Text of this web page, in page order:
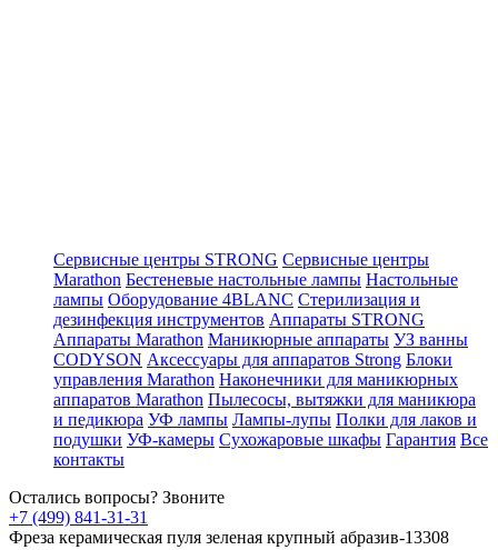
Сервисные центры STRONG Сервисные центры
Marathon Бестеневые настольные лампы Настольные
лампы Оборудование 4BLANC Стерилизация и
дезинфекция инструментов Аппараты STRONG
Аппараты Marathon Маникюрные аппараты УЗ ванны
CODYSON Аксессуары для аппаратов Strong Блоки
управления Marathon Наконечники для маникюрных
аппаратов Marathon Пылесосы, вытяжки для маникюра
и педикюра УФ лампы Лампы-лупы Полки для лаков и
подушки УФ-камеры Сухожаровые шкафы Гарантия Все
контакты
Остались вопросы? Звоните
+7 (499) 841-31-31
Фреза керамическая пуля зеленая крупный абразив-13308